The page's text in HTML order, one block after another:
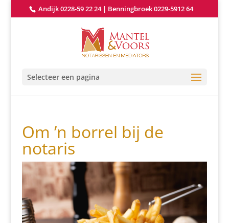
Andijk 0228-59 22 24| Benningbroek 0229-5912 64
Selecteer een pagina
Om ’n borrel bij de
notaris